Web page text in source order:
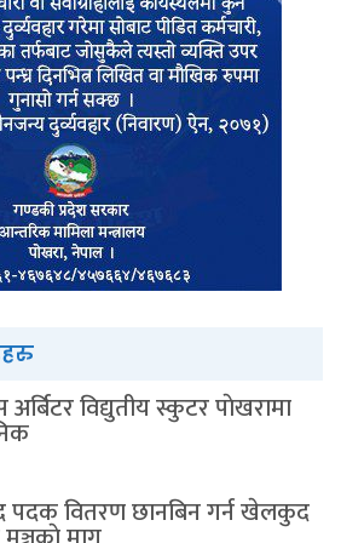
अर्बिटर विद्युतीय स्कुटर पाेखरामा
वितरण छानबिन गर्न खेलकुद